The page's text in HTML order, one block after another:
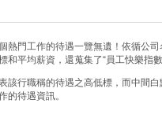
熱門工作的待遇一覽無遺！依循公
和平均薪資，還蒐集了“員工快樂指
該行職稱的待遇之高低標，而中間
的待遇資訊。